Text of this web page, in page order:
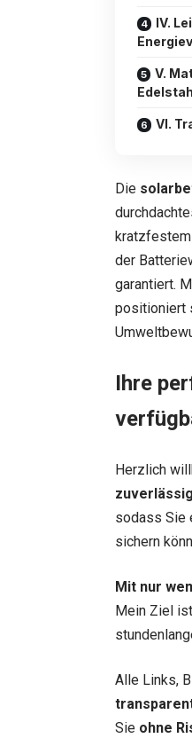
IV.
V.
VI.
Die
kratzfestem
der
garantiert.
positioniert
Ihre
Herzlich
sodass Sie
sichern
Mit nur
Mein Ziel
Alle Links,
Sie ohne